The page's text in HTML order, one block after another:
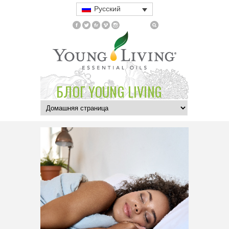
Русский
БЛОГ YOUNG LIVING